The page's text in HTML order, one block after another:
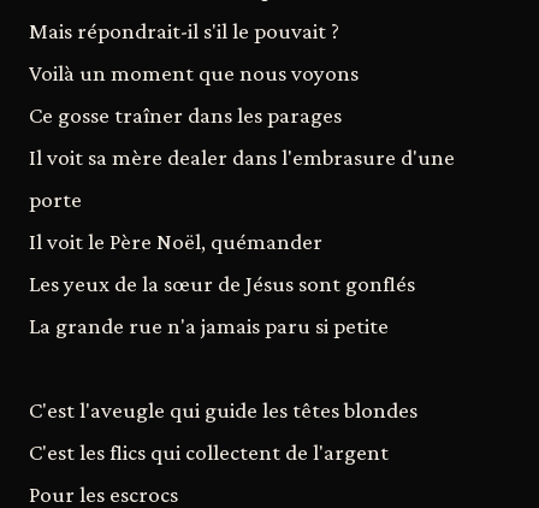
Mais répondrait-il s'il le pouvait ?
Voilà un moment que nous voyons
Ce gosse traîner dans les parages
Il voit sa mère dealer dans l'embrasure d'une
porte
Il voit le Père Noël, quémander
Les yeux de la sœur de Jésus sont gonflés
La grande rue n'a jamais paru si petite
C'est l'aveugle qui guide les têtes blondes
C'est les flics qui collectent de l'argent
Pour les escrocs